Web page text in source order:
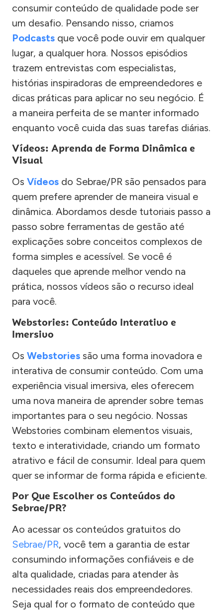
consumir conteúdo de qualidade pode ser
um desafio. Pensando nisso, criamos
Podcasts que você pode ouvir em qualquer
lugar, a qualquer hora. Nossos episódios
trazem entrevistas com especialistas,
histórias inspiradoras de empreendedores e
dicas práticas para aplicar no seu negócio. É
a maneira perfeita de se manter informado
enquanto você cuida das suas tarefas diárias.
Vídeos: Aprenda de Forma Dinâmica e
Visual
Os Vídeos do Sebrae/PR são pensados para
quem prefere aprender de maneira visual e
dinâmica. Abordamos desde tutoriais passo a
passo sobre ferramentas de gestão até
explicações sobre conceitos complexos de
forma simples e acessível. Se você é
daqueles que aprende melhor vendo na
prática, nossos vídeos são o recurso ideal
para você.
Webstories: Conteúdo Interativo e
Imersivo
Os Webstories são uma forma inovadora e
interativa de consumir conteúdo. Com uma
experiência visual imersiva, eles oferecem
uma nova maneira de aprender sobre temas
importantes para o seu negócio. Nossas
Webstories combinam elementos visuais,
texto e interatividade, criando um formato
atrativo e fácil de consumir. Ideal para quem
quer se informar de forma rápida e eficiente.
Por Que Escolher os Conteúdos do
Sebrae/PR?
Ao acessar os conteúdos gratuitos do
Sebrae/PR, você tem a garantia de estar
consumindo informações confiáveis e de
alta qualidade, criadas para atender às
necessidades reais dos empreendedores.
Seja qual for o formato de conteúdo que